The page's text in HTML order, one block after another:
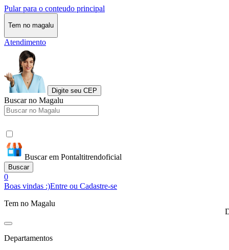
Pular para o conteudo principal
Tem no magalu
Atendimento
Digite seu CEP
Buscar no Magalu
Buscar em Pontaltitrendoficial
Buscar
0
Boas vindas :)Entre ou Cadastre-se
Tem no Magalu
Departamentos